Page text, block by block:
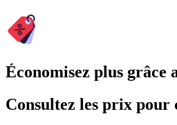
Économisez plus grâce
Consultez les prix pour